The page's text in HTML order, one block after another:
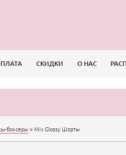
СКИДКИ О НАС
боксеры > Mix Glossy Шорты